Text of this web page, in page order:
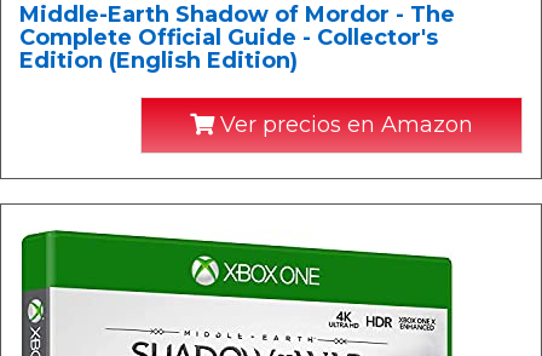
Middle-Earth Shadow of Mordor - The
Complete Official Guide - Collector's
Edition (English Edition)
Ver precios en Amazon